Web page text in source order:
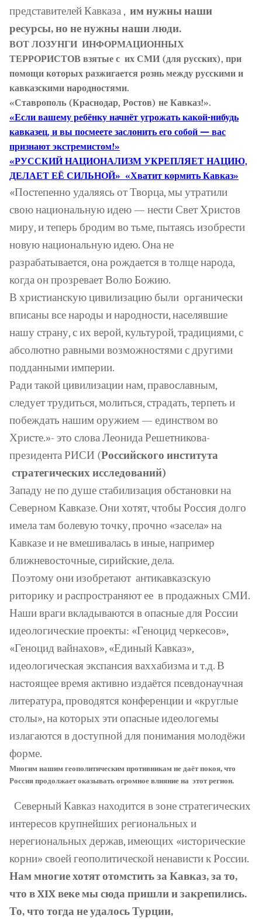
представителей Кавказа , им нужны наши
ресурсы, но не нужны наши люди.
ВОТ ЛОЗУНГИ ИНФОРМАЦИОННЫХ
ТЕРРОРИСТОВ взятые с их СМИ (для русских), при
помощи которых разжигается рознь между русскими и
кавказскими народностями.
«Ставрополь (Краснодар, Ростов) не Кавказ!».
«Если вашему ребёнку начнёт угрожать какой-нибудь
кавказец, и вы посмеете заслонить его собой — вас
признают экстремистом!»
«РУССКИЙ НАЦИОНАЛИЗМ УКРЕПЛЯЕТ НАЦИЮ,
ДЕЛАЕТ ЕЁ СИЛЬНОЙ» «Хватит кормить Кавказ»
«Постепенно удаляясь от Творца, мы утратили
свою национальную идею — нести Свет Христов
миру, и теперь бродим во тьме, пытаясь изобрести
новую национальную идею. Она не
разрабатывается, она рождается в толще народа,
когда он прозревает Волю Божию.
В христианскую цивилизацию были органически
вписаны все народы и народности, населявшие
нашу страну, с их верой, культурой, традициями, с
абсолютно равными возможностями с другими
подданными империи.
Ради такой цивилизации нам, православным,
следует трудиться, молиться, страдать, терпеть и
побеждать нашим оружием — единством во
Христе.»- это слова Леонида Решетникова-
президента РИСИ (Российского института
стратегическихисследований)
Западу не по душе стабилизация обстановки на
Северном Кавказе. Они хотят, чтобы Россия долго
имела там болевую точку, прочно «засела» на
Кавказе и не вмешивалась в иные, например
ближневосточные, сирийские, дела.
Поэтому они изобретают антикавказскую
риторику и распространяют ее в продажных СМИ.
Наши враги вкладываются в опасные для России
идеологические проекты: «Геноцид черкесов»,
«Геноцид вайнахов», «Единый Кавказ»,
идеологическая экспансия ваххабизма и т.д. В
настоящее время активно издаётся псевдонаучная
литература, проводятся конференции и «круглые
столы», на которых эти опасные идеологемы
излагаются в доступной для понимания молодёжи
форме.
Многим нашим геополитическим противникам не даёт покоя, что
Россия продолжает оказывать огромное влияние на этот регион.
Северный Кавказ находится в зоне стратегических
интересов крупнейших региональных и
нерегиональных держав, имеющих «исторические
корни» своей геополитической ненависти к России.
Нам многие хотят отомстить за Кавказ, за то,
что в XIX веке мы сюда пришли и закрепились.
То, что тогда не удалось Турции,